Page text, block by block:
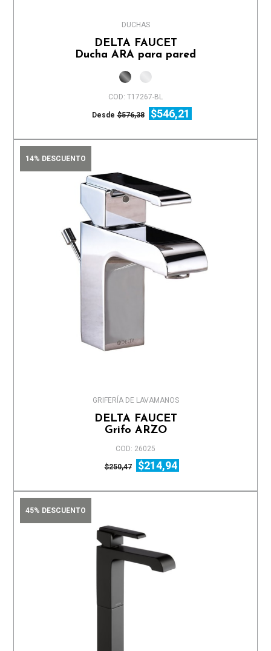
DUCHAS
DELTA FAUCET
Ducha ARA para pared
COD: T17267-BL
Desde $576,38 $546,21
GRIFERÍA DE LAVAMANOS
DELTA FAUCET
Grifo ARZO
COD: 26025
$250,47 $214,94
14% DESCUENTO
45% DESCUENTO